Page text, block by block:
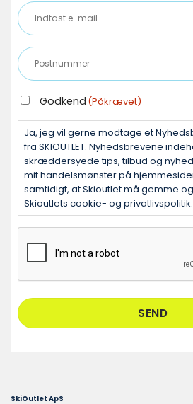
Indtast
e-
mail
(Påkrævet)
Postnummer
(Påkrævet)
GODKEND
(PÅKRÆVET)
Godkend (Påkrævet)
Ja, jeg vil gerne modtage et
fra SKIOUTLET. Nyhedsbrevene
skræddersyede tips, tilbud og
mit handelsmønster på
samtidigt, at Skioutlet må gemme
Skioutlets cookie- og privatlivspolitik.
SkiOutlet ApS